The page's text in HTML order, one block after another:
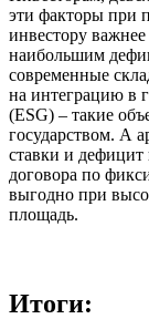
эти факторы при
инвестору важнее
наибольшим
современные
на интеграцию в
(ESG) – такие
государством. А
ставки и
договора по
выгодно при
площадь.
Итоги: